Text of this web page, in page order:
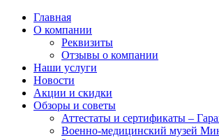
Главная
О компании
Реквизиты
Отзывы о компании
Наши услуги
Новости
Акции и скидки
Обзоры и советы
Аттестаты и сертификаты –
Военно-медицинский музей